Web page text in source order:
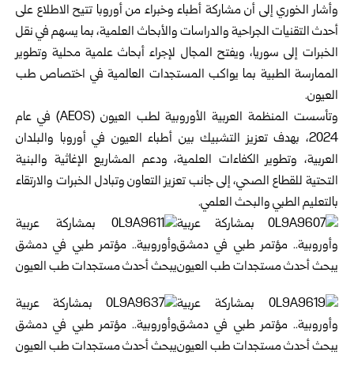
وأشار الخوري إلى أن مشاركة أطباء وخبراء من أوروبا تتيح الاطلاع على
أحدث التقنيات الجراحية والدراسات والأبحاث العلمية، بما يسهم في نقل
الخبرات إلى سوريا، ويفتح المجال لإجراء أبحاث علمية محلية وتطوير
الممارسة الطبية بما يواكب المستجدات العالمية في اختصاص طب
العيون.
وتأسست المنظمة العربية الأوروبية لطب العيون (AEOS) في عام
2024، بهدف تعزيز التشبيك بين أطباء العيون في أوروبا والبلدان
العربية، وتطوير الكفاءات العلمية، ودعم المشاريع الإغاثية والبنية
التحتية للقطاع الصحي، إلى جانب تعزيز التعاون وتبادل الخبرات والارتقاء
بالتعليم الطبي والبحث العلمي.